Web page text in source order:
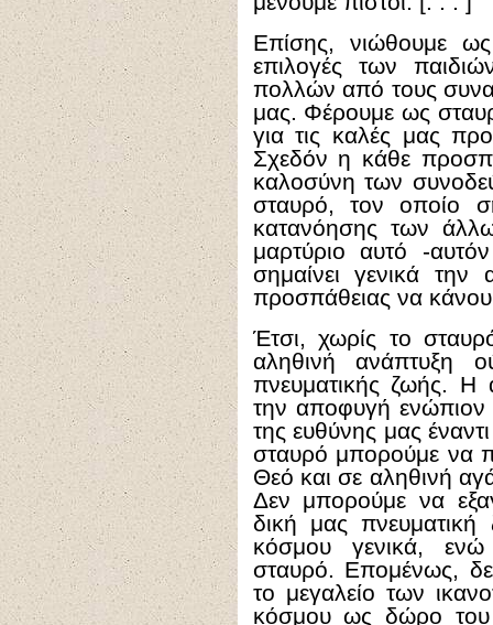
Επίσης, νιώθουμε
επιλογές των
πολλών από τους
μας. Φέρουμε ως
για τις καλές μας
Σχεδόν η κάθε
καλοσύνη των
σταυρό, τον οποίο
κατανόησης των
μαρτύριο αυτό -
σημαίνει γενικά
προσπάθειας να
Έτσι, χωρίς το
αληθινή ανάπτυξη
πνευματικής ζωής. Η
την αποφυγή
της ευθύνης μας
σταυρό μπορούμε να
Θεό και σε αληθινή
Δεν μπορούμε να
δική μας
κόσμου γενικά,
σταυρό. Επομένως,
το μεγαλείο των
κόσμου ως δώρο